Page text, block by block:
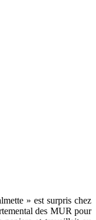
» est surpris chez
des MUR pour